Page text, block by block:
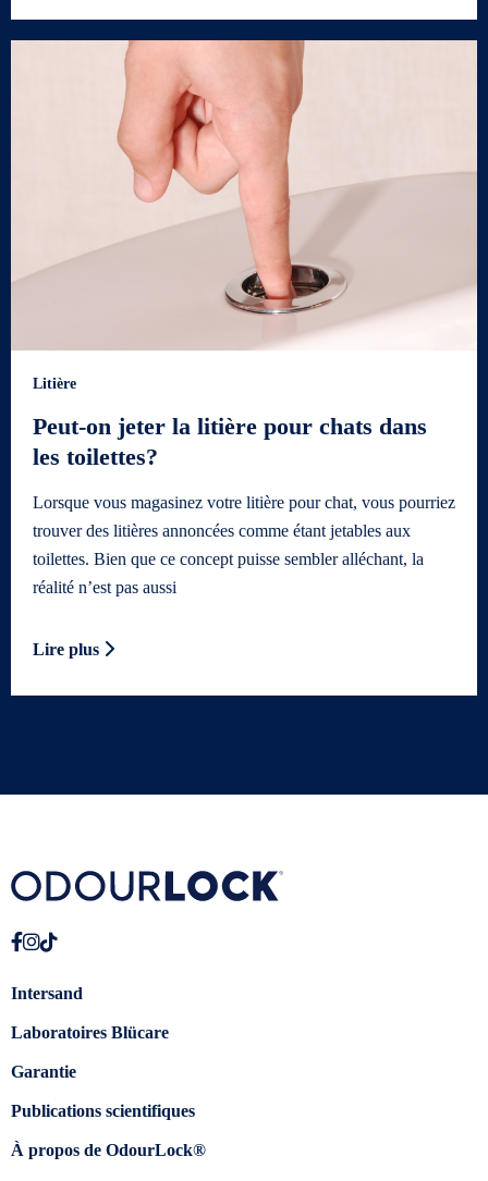
Litière
Peut-on jeter la litière pour chats dans
les toilettes?
Lorsque vous magasinez votre litière pour chat, vous pourriez
trouver des litières annoncées comme étant jetables aux
toilettes. Bien que ce concept puisse sembler alléchant, la
réalité n’est pas aussi
Lire plus
Intersand
Laboratoires Blücare
Garantie
Publications scientifiques
À propos de OdourLock®